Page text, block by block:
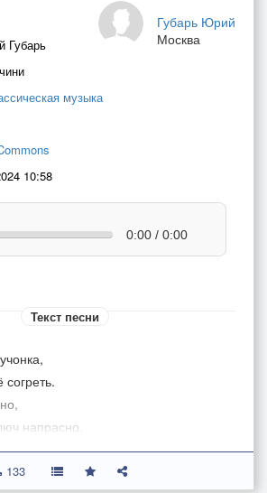
Губарь Юрий
Москва
Губарь
музыка
10:58
0:00 / 0:00
Текст песни
напрасно.
и взглянет к нам в окошко
нас обласкает
133